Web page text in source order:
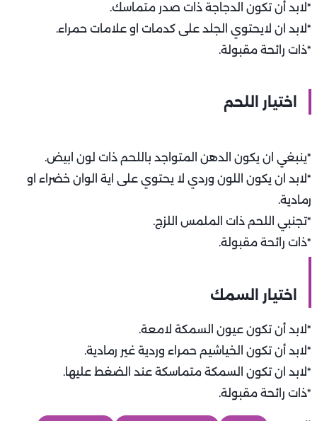
*لابد أن تكون الدجاجة ذات صدر متماسك.
*لابد ان لايحتوي الجلد على كدمات او علامات حمراء.
*ذات رائحة مقبولة.
اختيار اللحم
*ينبغي ان يكون الدهن المتواجد باللحم ذات لون ابيض.
*لابد ان يكون اللون وردي لا يحتوي على اية الوان خضراء او
رمادية.
*تجنبي اللحم ذات الملمس اللزج.
*ذات رائحة مقبولة.
اختيار السمك
*لابد أن تكون عيون السمكة لامعة.
*لابد أن تكون الخياشيم حمراء وردية غير رمادية.
*لابد ان تكون السمكة متماسكة عند الضغط عليها.
*ذات رائحة مقبولة.